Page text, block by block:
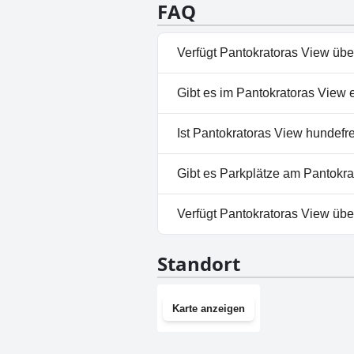
FAQ
Verfügt Pantokratoras View
Nein, Pantokratoras View hat
Gibt es im Pantokratoras View
Nein, ein Spa ist im
Ist Pantokratoras View
Nein, Pantokratoras View
Gibt es Parkplätze am
Nein, im Pantokratoras View
Verfügt Pantokratoras View
Standort
Karte anzeigen